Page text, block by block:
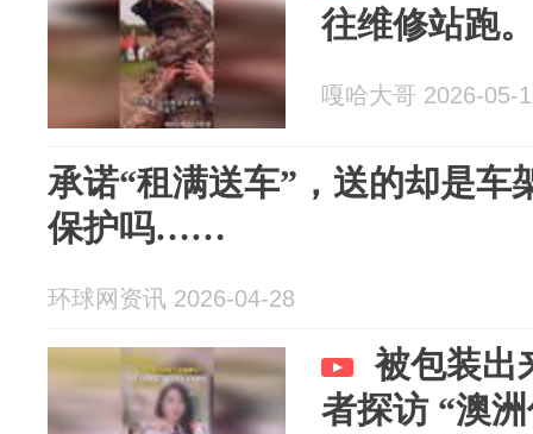
往维修站跑
嘎哈大哥 2026-05-
承诺“租满送车”，送的却是车
保护吗……
环球网资讯 2026-04-28
被包装出
者探访 “澳